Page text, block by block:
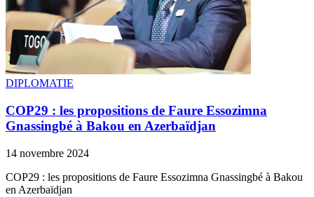
DIPLOMATIE
COP29 : les propositions de Faure Essozimna
Gnassingbé à Bakou en Azerbaïdjan
14 novembre 2024
COP29 : les propositions de Faure Essozimna Gnassingbé à Bakou
en Azerbaïdjan